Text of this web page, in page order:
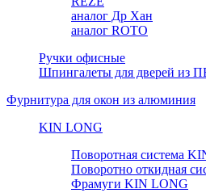
аналог Др Хан
аналог ROTO
Ручки офисные
Шпингалеты для дверей из
Фурнитура для окон из алюминия
KIN LONG
Поворотная система
Поворотно откидная
Фрамуги KIN LONG